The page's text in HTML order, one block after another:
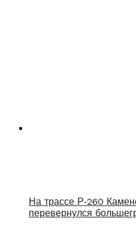
На трассе Р‑260
перевернулся